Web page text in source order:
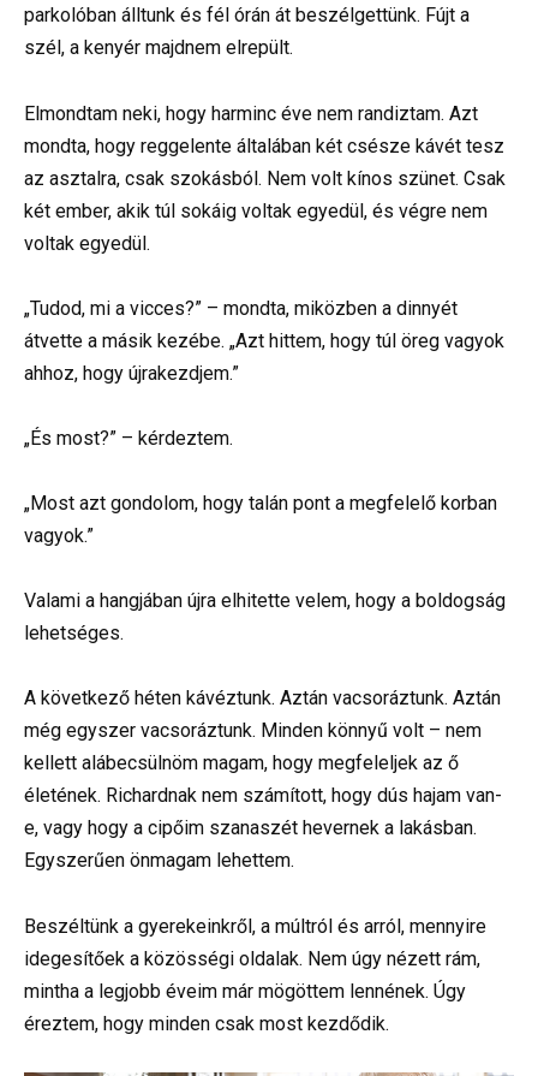
parkolóban álltunk és fél órán át beszélgettünk. Fújt a
szél, a kenyér majdnem elrepült.
Elmondtam neki, hogy harminc éve nem randiztam. Azt
mondta, hogy reggelente általában két csésze kávét tesz
az asztalra, csak szokásból. Nem volt kínos szünet. Csak
két ember, akik túl sokáig voltak egyedül, és végre nem
voltak egyedül.
„Tudod, mi a vicces?” – mondta, miközben a dinnyét
átvette a másik kezébe. „Azt hittem, hogy túl öreg vagyok
ahhoz, hogy újrakezdjem.”
„És most?” – kérdeztem.
„Most azt gondolom, hogy talán pont a megfelelő korban
vagyok.”
Valami a hangjában újra elhitette velem, hogy a boldogság
lehetséges.
A következő héten kávéztunk. Aztán vacsoráztunk. Aztán
még egyszer vacsoráztunk. Minden könnyű volt – nem
kellett alábecsülnöm magam, hogy megfeleljek az ő
életének. Richardnak nem számított, hogy dús hajam van-
e, vagy hogy a cipőim szanaszét hevernek a lakásban.
Egyszerűen önmagam lehettem.
Beszéltünk a gyerekeinkről, a múltról és arról, mennyire
idegesítőek a közösségi oldalak. Nem úgy nézett rám,
mintha a legjobb éveim már mögöttem lennének. Úgy
éreztem, hogy minden csak most kezdődik.